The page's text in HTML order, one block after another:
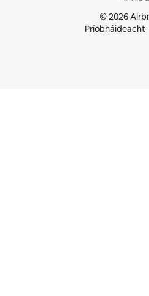
© 2026
Príobháideacht